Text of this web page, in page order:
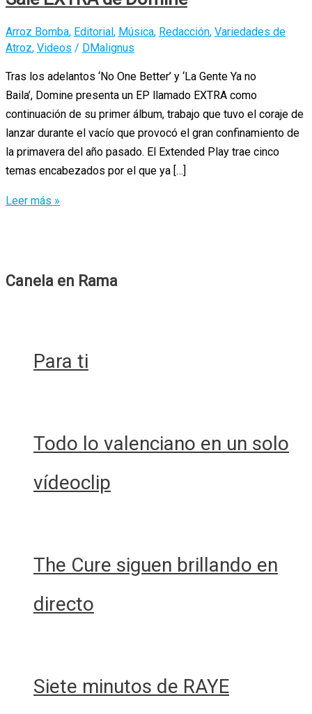
Arroz Bomba, Editorial, Música, Redacción, Variedades de
Atroz, Videos / DMalignus
Tras los adelantos ‘No One Better’ y ‘La Gente Ya no
Baila’, Domine presenta un EP llamado EXTRA como
continuación de su primer álbum, trabajo que tuvo el coraje de
lanzar durante el vacío que provocó el gran confinamiento de
la primavera del año pasado. El Extended Play trae cinco
temas encabezados por el que ya […]
Sale
Leer más »
Canela en Rama
Para ti
Todo lo valenciano en un solo
vídeoclip
The Cure siguen brillando en
directo
Siete minutos de RAYE